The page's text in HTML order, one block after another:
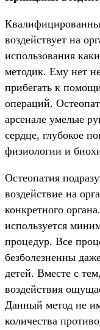
воздействует на
использования
методик. Ему нет
прибегать к
операций.
арсенале умелые
сердце, глубокое
физиологии и
Остеопатия
воздействие на
конкретного
используется
процедур. Все
безболезненны
детей. Вместе с
воздействия
Данный метод не
количества